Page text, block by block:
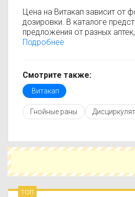
Цена на Витакап зависит от
дозировки. В каталоге
предложения от разных
быстро найти, где купить
только актуальные данные.
Перед покупкой
инструкцией по применению,
противопоказаниями. При
можете подобрать аналоги
Чтобы купить Витакап в
укажите свой город и
оптимальный вариант по цене
Подробнее
Смотрите также:
Витакап
Гнойные раны
топ